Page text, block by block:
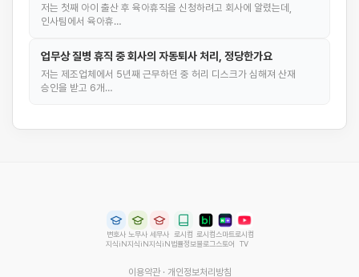
저는 첫째 아이 출산 후 육아휴직을 신청하려고 회사에 알렸는데,
인사팀에서 육아휴…
업무상 질병 휴직 중 회사의 자동퇴사 처리, 정당한가요
저는 제조업체에서 5년째 근무하던 중 허리 디스크가 심해져 산재
승인을 받고 6개…
변호사
지식iN
노무사
지식iN
세무사
지식iN
로시컴
법률정보
로시컴
블로그
스마트
스토어
로시컴
TV
이용약관· 개인정보처리방침